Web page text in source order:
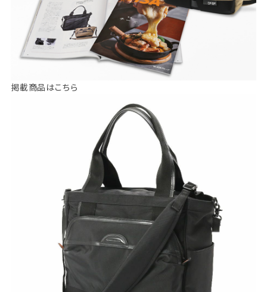
掲載商品はこちら